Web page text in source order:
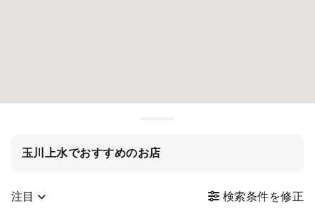
玉川上水でおすすめのお店
注目 検索条件を修正